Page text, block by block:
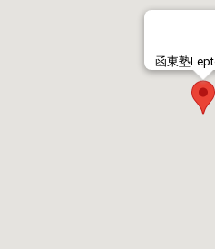
函東塾